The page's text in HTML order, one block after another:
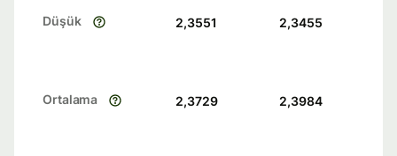
Düşük 2,3551 2,3455
Ortalama 2,3729 2,3984